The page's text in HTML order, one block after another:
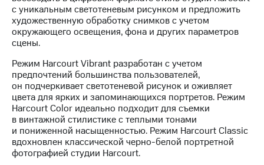
Регистратор
Реквизиты
Контакты
развитие
деловая этика
На главную
с уникальным светотеневым рисунком и предложить
художественную обработку снимков с учетом
окружающего освещения, фона и других параметров
сцены.
Режим Harcourt Vibrant разработан с учетом
предпочтений большинства пользователей,
он подчеркивает светотеневой рисунок и оживляет
цвета для ярких и запоминающихся портретов. Режим
Harcourt Color идеально подходит для съемки
в винтажной стилистике с теплыми тонами
и пониженной насыщенностью. Режим Harcourt Classic
вдохновлен классической черно-белой портретной
фотографией студии Harcourt.